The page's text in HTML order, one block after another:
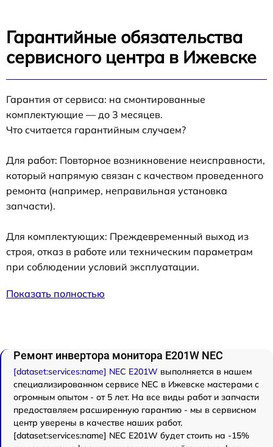
Гарантийные обязательства
сервисного центра в Ижевске
Гарантия от сервиса: на смонтированные
комплектующие — до 3 месяцев.
Что считается гарантийным случаем?
Для работ: Повторное возникновение неисправности,
который напрямую связан с качеством проведенного
ремонта (например, неправильная установка
запчасти).
Для комплектующих: Преждевременный выход из
строя, отказ в работе или техническим параметрам
при соблюдении условий эксплуатации.
Показать полностью
Ремонт инвертора монитора E201W NEC
[dataset:services:name] NEC E201W выполняется в нашем
специализированном сервисе NEC в Ижевске мастерами с
огромным опытом - от 5 лет. На все виды работ и запчасти
предоставляем расширенную гарантию - мы в сервисном
центр уверены в качестве наших работ.
[dataset:services:name] NEC E201W будет стоить на -15%